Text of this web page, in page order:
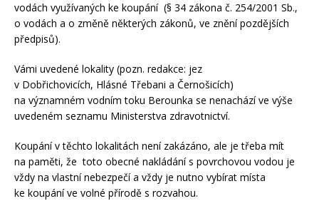
vodách využívaných ke koupání (§ 34 zákona č. 254/2001 Sb.,
o vodách a o změně některých zákonů, ve znění pozdějších
předpisů).
Vámi uvedené lokality (pozn. redakce: jez
v Dobřichovicích, Hlásné Třebani a Černošicích)
na významném vodním toku Berounka se nenachází ve výše
uvedeném seznamu Ministerstva zdravotnictví.
Koupání v těchto lokalitách není zakázáno, ale je třeba mít
na paměti, že toto obecné nakládání s povrchovou vodou je
vždy na vlastní nebezpečí a vždy je nutno vybírat místa
ke koupání ve volné přírodě s rozvahou.